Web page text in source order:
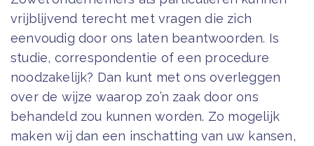
vrijblijvend terecht met vragen die zich
eenvoudig door ons laten beantwoorden. Is
studie, correspondentie of een procedure
noodzakelijk? Dan kunt met ons overleggen
over de wijze waarop zo’n zaak door ons
behandeld zou kunnen worden. Zo mogelijk
maken wij dan een inschatting van uw kansen,